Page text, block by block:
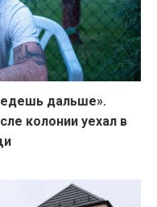
дальше».
колонии уехал в